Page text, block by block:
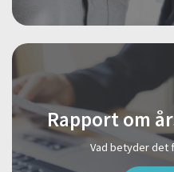
Rapport om
Vad betyder det